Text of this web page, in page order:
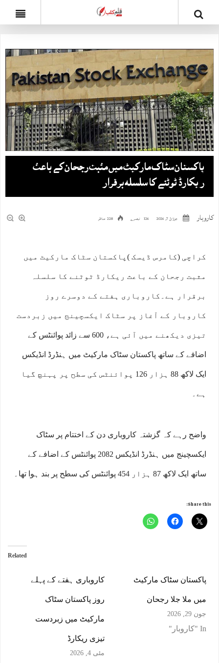
پاکستان سٹاک مارکیٹ میں مثبت رجحان کے باعث
ریکارڈ ٹوٹنے کا سلسلہ برقرار
کاروبار جولائ 7, 2026 126 تبصرے 228 مناظر
کراچی (کامرس ڈیسک )پاکستان سٹاک مارکیٹ میں
مثبت رجحان کے باعث ریکارڈ ٹوٹنے کا سلسلہ
برقرار ہے۔کاروباری ہفتے کے دوسرے روز
کاروبار کے آغاز پر سٹاک ایکسچینج میں زبردست
تیزی دیکھنے میں آئی ہے، 600 سے زائد پوائنٹس کے
اضافے کے ساتھ پاکستان سٹاک مارکیٹ میں ہنڈرڈ انڈیکس
ایک لاکھ 88 ہزار 126 پوائنٹس کی سطح پر پہنچ گیا
ہے۔
واضح رہے کہ گزشتہ کاروباری دن کے اختتام پر سٹاک
ایکسچینج میں ہنڈرڈ انڈیکس 2082 پوائنٹس کے اضافے کے
ساتھ ایک لاکھ 87 ہزار 454 پوائنٹس کی سطح پر بند ہوا تھا۔
Share this:
Related
کاروباری ہفتے کے پہلے
روز پاکستان سٹاک
مارکیٹ میں زبردست
تیزی ریکارڈ
مئی 4, 2026
پاکستان سٹاک مارکیٹ
میں ملا جلا رجحان
جون 29, 2026
In "کاروبار"